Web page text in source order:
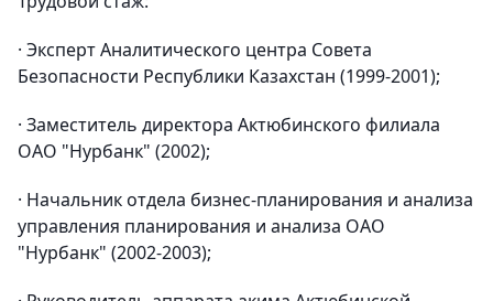
· Эксперт Аналитического центра Совета
Безопасности Республики Казахстан (1999-2001);
· Заместитель директора Актюбинского филиала
ОАО "Нурбанк" (2002);
· Начальник отдела бизнес-планирования и анализа
управления планирования и анализа ОАО
"Нурбанк" (2002-2003);